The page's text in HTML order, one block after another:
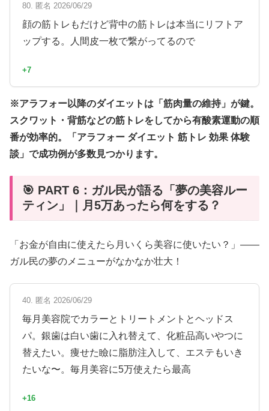
80. 匿名 2026/06/29
顔の筋トレもだけど背中の筋トレは本当にリフトア
ップする。人間皮一枚で繋がってるので
+7
※アラフォー以降のダイエットは「筋肉量の維持」が鍵。
スクワット・背筋などの筋トレをしてから有酸素運動の順
番が効率的。「アラフォー ダイエット 筋トレ 効果 体験
談」で成功例が多数見つかります。
🎯 PART 6：ガル民が語る「夢の美容ルー
ティン」｜月5万あったら何をする？
「お金が自由に使えたら月いくら美容に使いたい？」——
ガル民の夢のメニューがなかなか壮大！
40. 匿名 2026/06/29
毎月美容院でカラーとトリートメントとヘッドス
パ。銀歯は白い歯に入れ替えて、化粧品高いやつに
替えたい。痩せた瞼に脂肪注入して、エステもいき
たいな〜。毎月美容に5万使えたら最高
+16